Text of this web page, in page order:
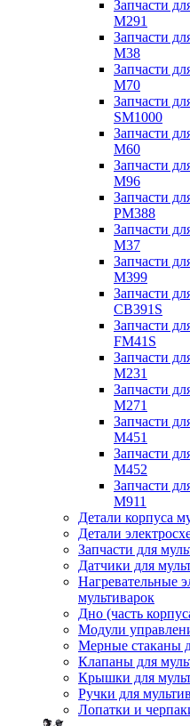
Запчасти
M291
Запчасти
M38
Запчасти
M70
Запчасти
SM1000
Запчасти
M60
Запчасти
M96
Запчасти
PM388
Запчасти
M37
Запчасти
M399
Запчасти
CB391S
Запчасти
FM41S
Запчасти
M231
Запчасти
M271
Запчасти
M451
Запчасти
M452
Запчасти
M911
Детали корпуса
Детали
Запчасти для
Датчики для
Нагревательные
мультиварок
Дно (часть
Модули
Мерные стаканы
Клапаны для
Крышки для
Ручки для
Лопатки и